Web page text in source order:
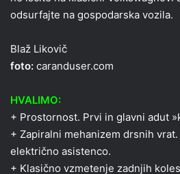
odsurfajte na gospodarska vozila.
Blaž Likovič
foto: caranduser.com
HVALIMO:
+ Prostornost. Prvi in glavni adut
+ Zapiralni mehanizem drsnih
električno asistenco.
+ Klasično vzmetenje zadnjih